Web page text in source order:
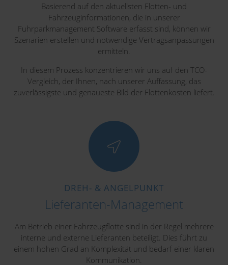
Basierend auf den aktuellsten Flotten- und
Fahrzeuginformationen, die in unserer
Fuhrparkmanagement Software erfasst sind, können wir
Szenarien erstellen und notwendige Vertragsanpassungen
ermitteln.
In diesem Prozess konzentrieren wir uns auf den TCO-
Vergleich, der Ihnen, nach unserer Auffassung, das
zuverlässigste und genaueste Bild der Flottenkosten liefert.
DREH- & ANGELPUNKT
Lieferanten-Management
Am Betrieb einer Fahrzeugflotte sind in der Regel mehrere
interne und externe Lieferanten beteiligt. Dies führt zu
einem hohen Grad an Komplexität und bedarf einer klaren
Kommunikation.